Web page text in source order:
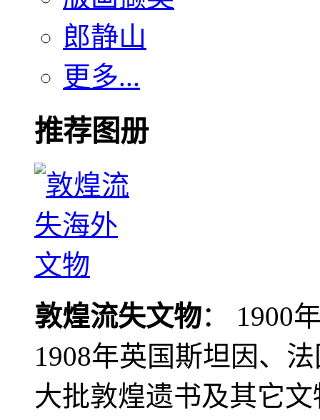
郎静山
更多...
推荐图册
敦煌流失文物： 1900
1908年英国斯坦因、
大批敦煌遗书及其它